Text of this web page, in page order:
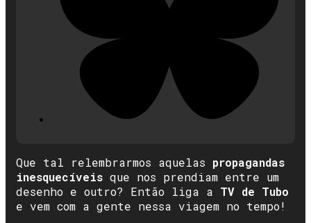
Que tal relembrarmos aquelas propagandas
inesquecíveis que nos prendiam entre um
desenho e outro? Então liga a TV de Tubo
e vem com a gente nessa viagem no tempo!